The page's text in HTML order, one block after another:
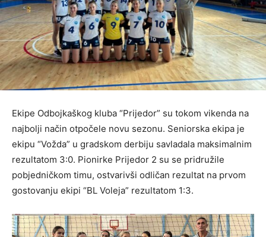
Ekipe Odbojkaškog kluba “Prijedor” su tokom vikenda na
najbolji način otpočele novu sezonu. Seniorska ekipa je
ekipu “Vožda” u gradskom derbiju savladala maksimalnim
rezultatom 3:0. Pionirke Prijedor 2 su se pridružile
pobjedničkom timu, ostvarivši odličan rezultat na prvom
gostovanju ekipi “BL Voleja” rezultatom 1:3.